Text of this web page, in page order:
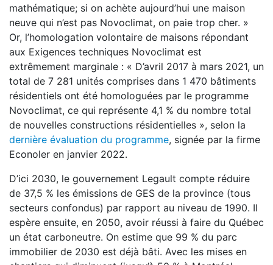
mathématique; si on achète aujourd’hui une maison
neuve qui n’est pas Novoclimat, on paie trop cher. »
Or, l’homologation volontaire de maisons répondant
aux Exigences techniques Novoclimat est
extrêmement marginale : « D’avril 2017 à mars 2021, un
total de 7 281 unités comprises dans 1 470 bâtiments
résidentiels ont été homologuées par le programme
Novoclimat, ce qui représente 4,1 % du nombre total
de nouvelles constructions résidentielles », selon la
dernière évaluation du programme, signée par la firme
Econoler en janvier 2022.
D’ici 2030, le gouvernement Legault compte réduire
de 37,5 % les émissions de GES de la province (tous
secteurs confondus) par rapport au niveau de 1990. Il
espère ensuite, en 2050, avoir réussi à faire du Québec
un état carboneutre. On estime que 99 % du parc
immobilier de 2030 est déjà bâti. Avec les mises en